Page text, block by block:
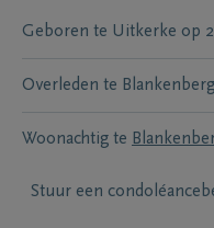
Geboren te Uitkerke op
Overleden te
Woonachtig te
Stuur een